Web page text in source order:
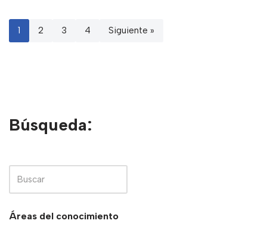
1 2 3 4 Siguiente »
Búsqueda:
Áreas del conocimiento